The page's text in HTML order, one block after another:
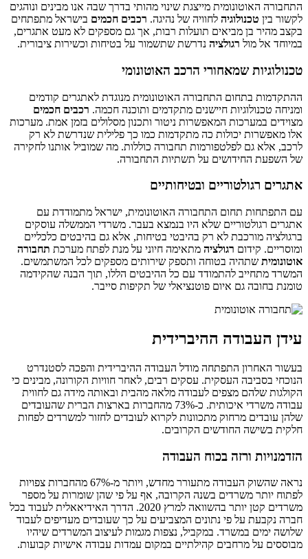
התחבורה האוטונומית מייצגת שינוי מהותי בדרך שבה אנו מבינים ונוהגים
לקשור בין טכנולוגיה לחוויה של נהיגה. רכבים חכמים בישראל מתפתחים
בקצב מהיר בן מביאים תועלות רבות, אך גם מספקים לא מעט אתגרים,
במיוחד אל מול רגולציה נדרשת שתשמור על בטיחות וכשירות ציבורית.
טכנולוגיות שמאחורי הרכב האוטונומי
ההתקדמות בתחום התחבורה האוטונומית מנוגדת לאתגרים קודמים
ומניחה טכנולוגיות חיישנים מתקדמים ותוכנה חכמה. רכבים חכמים
מצוידים במערכות המאפשרות ניטור ותכנון מסלולים בזמן אמת. מערכות
אלו מאפשרות יכולות כה מתקדמות כמו כך פלילית שנדרשת לא רק
לרכב, אלא גם לפלטפורמות תחבורה כוללות. מה שמוביל אותנו לחקירה
של השפעת החידושים על תשתיות התחבורה.
אתגרים רגולטוריים ובטיחותיים
עם התפתחות תחום התחבורה האוטונומית, ישראל מתמודדת עם
אתגרים רגולטוריים שלא היו בנמצא בעבר. משרדי הממשלה עוסקים
ברגולציה מורכבת לא רק בהיבטי בטיחות, אלא גם בהיבטים כלכליים
ומוסריים. קידום רגולציה מתאימה חיוני על מנת לפתח מערכת תחבורה
אוטונומית שתהיה בטוחה ותספק שירותים מספקים לכל המשתמשים.
המשרד מתחייב להתמודד עם כל ההיבטים הללו, תוך הבנה שהקידמה
טומנת בחובה גם איום פוטנציאלי של תקיפות סייבר.
עידן העבודה ההיברידית
בעשור האחרון התפתחה מודל העבודה ההיברידית והפכה לסטנדרט
הנוכחי בסביבה העסקית. עסקים רבים, לאחר חוויות הקורונה, מבינים כי
הקולגות שלהם מצפים לעבודה מלאה מהבית ובאותה מידה גם לחווית
עבודה משרדי איכותית. כ-73% מהחברות בארצות הברית שהעובדים
שלהן עובדים מרחוק מתכוונות לקרוא לעובדים לחזור למשרדים לפחות
חלקית בשישה החודשים הקרובים.
הזדמנויות ורזה בכוח העבודה
נראה שהשוק העבודה מתעורר מחדש, ויותר מ-67% מהחברות צפויות
לפתוח יותר משרדים בשנה הקרובה, אף על פי שהן שומרות על מספר
משרדים קטן יותר בהשוואה למרץ 2020. הדרך האידיאאלית לעבוד בכל
חברה נקבעת על פי נתונים המצביעים על כך שעובדים מעדיפים לעבוד
שלושה ימים במשרד. במקביל, נצפות מגמות לעיצוב המשרדים שיהיו
מבוססים על מרחבים קהילתיים במקום עמדות עבודה אישיות קבועות.